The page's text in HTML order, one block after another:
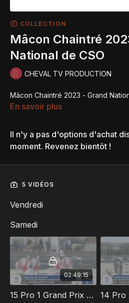
COLLECTION
Mâcon Chaintré
National de CSO
CHEVAL TV PRODUCTION
Mâcon Chaintré 2023 - Grand
En savoir plus
Il n'y a pas d'options d'achat
moment. Revenez bientôt !
5 VIDÉOS
Vendredi
Samedi
02:49:15
15 Pro 1 Grand Prix - Mâcon Chaintré 2023 - Grand National de CSO